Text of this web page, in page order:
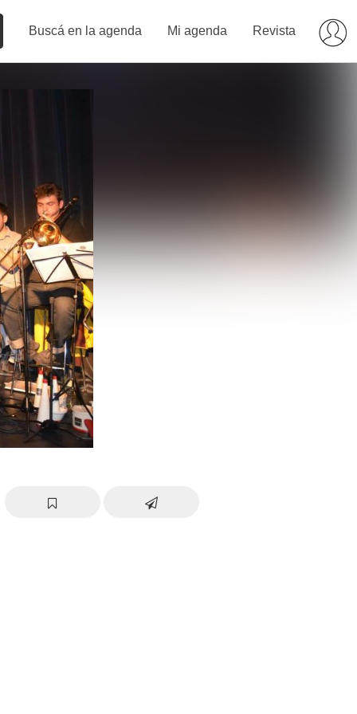
Buscá en la agenda Mi agenda Revista